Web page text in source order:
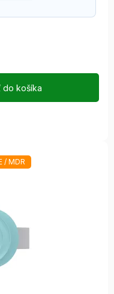
do košíka
/ MDR